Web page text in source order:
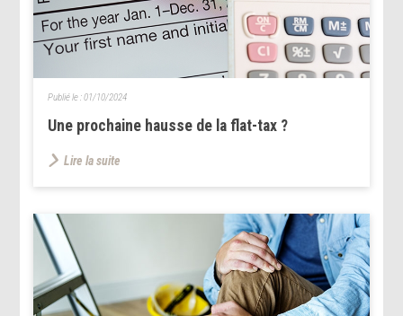
Une prochaine hausse de la flat-tax ?
Publié le :01/10/2024
Lire la suite